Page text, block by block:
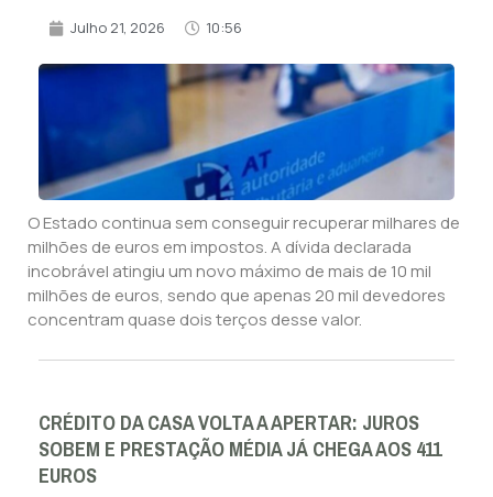
Julho 21, 2026 10:56
O Estado continua sem conseguir recuperar milhares de
milhões de euros em impostos. A dívida declarada
incobrável atingiu um novo máximo de mais de 10 mil
milhões de euros, sendo que apenas 20 mil devedores
concentram quase dois terços desse valor.
CRÉDITO DA CASA VOLTA A APERTAR: JUROS
SOBEM E PRESTAÇÃO MÉDIA JÁ CHEGA AOS 411
EUROS